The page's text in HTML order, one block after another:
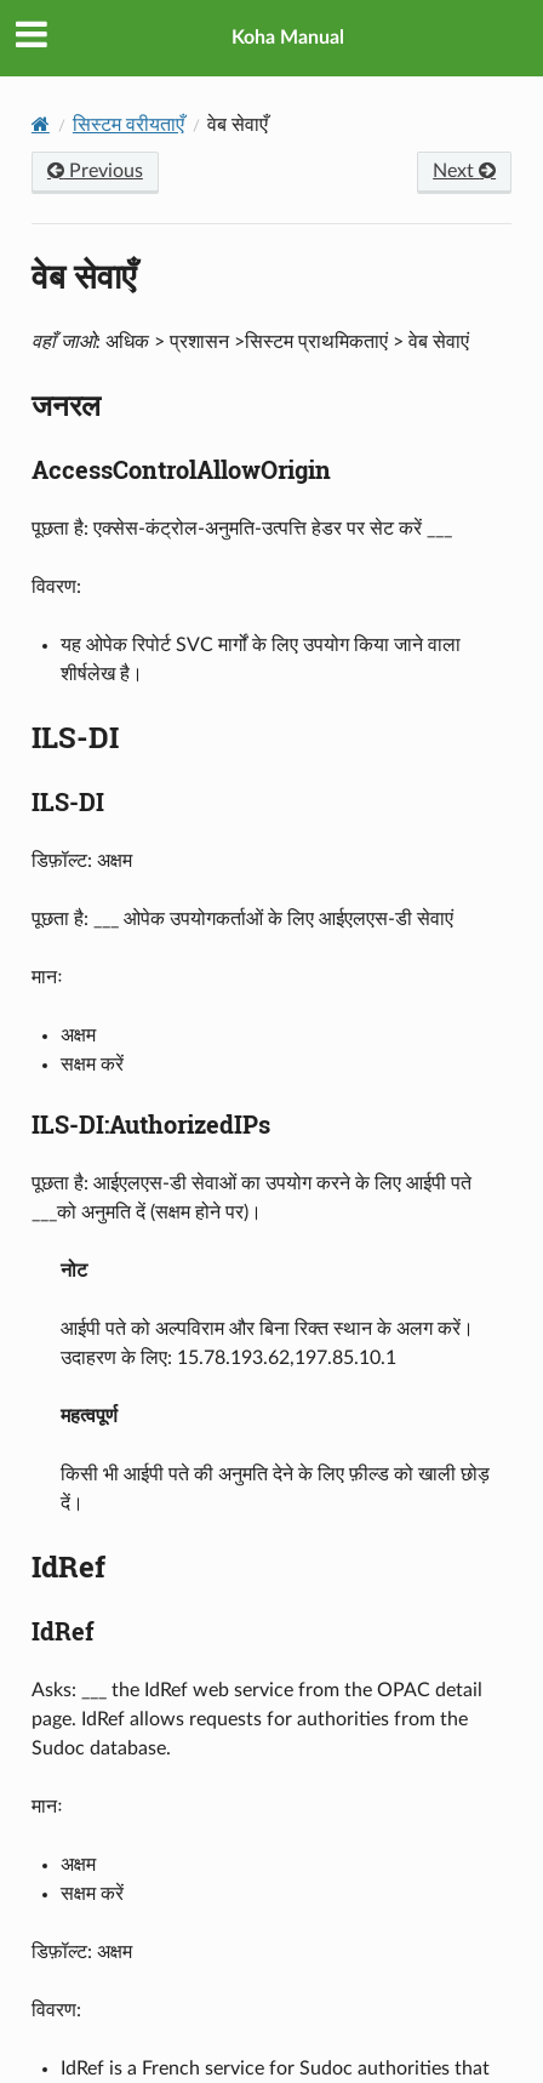
Koha Manual
सिस्टम वरीयताएँ वेब सेवाएँ
Previous Next
वेब सेवाएँ
वहाँ जाओ:अधिक > प्रशासन >सिस्टम प्राथमिकताएं > वेब सेवाएं
जनरल
AccessControlAllowOrigin
पूछता है: एक्सेस-कंट्रोल-अनुमति-उत्पत्ति हेडर पर सेट करें ___
विवरण:
यह ओपेक रिपोर्ट SVC मार्गों के लिए उपयोग किया जाने वाला
शीर्षलेख है।
ILS-DI
ILS-DI
डिफ़ॉल्ट: अक्षम
पूछता है: ___ ओपेक उपयोगकर्ताओं के लिए आईएलएस-डी सेवाएं
मानः
अक्षम
सक्षम करें
ILS-DI:AuthorizedIPs
पूछता है: आईएलएस-डी सेवाओं का उपयोग करने के लिए आईपी पते
___को अनुमति दें (सक्षम होने पर)।
नोट
आईपी पते को अल्पविराम और बिना रिक्त स्थान के अलग करें।
उदाहरण के लिए: 15.78.193.62,197.85.10.1
महत्वपूर्ण
किसी भी आईपी पते की अनुमति देने के लिए फ़ील्ड को खाली छोड़
दें।
IdRef
IdRef
Asks: ___ the IdRef web service from the OPAC detail
page. IdRef allows requests for authorities from the
Sudoc database.
मानः
अक्षम
सक्षम करें
डिफ़ॉल्ट: अक्षम
विवरण:
IdRef is a French service for Sudoc authorities that